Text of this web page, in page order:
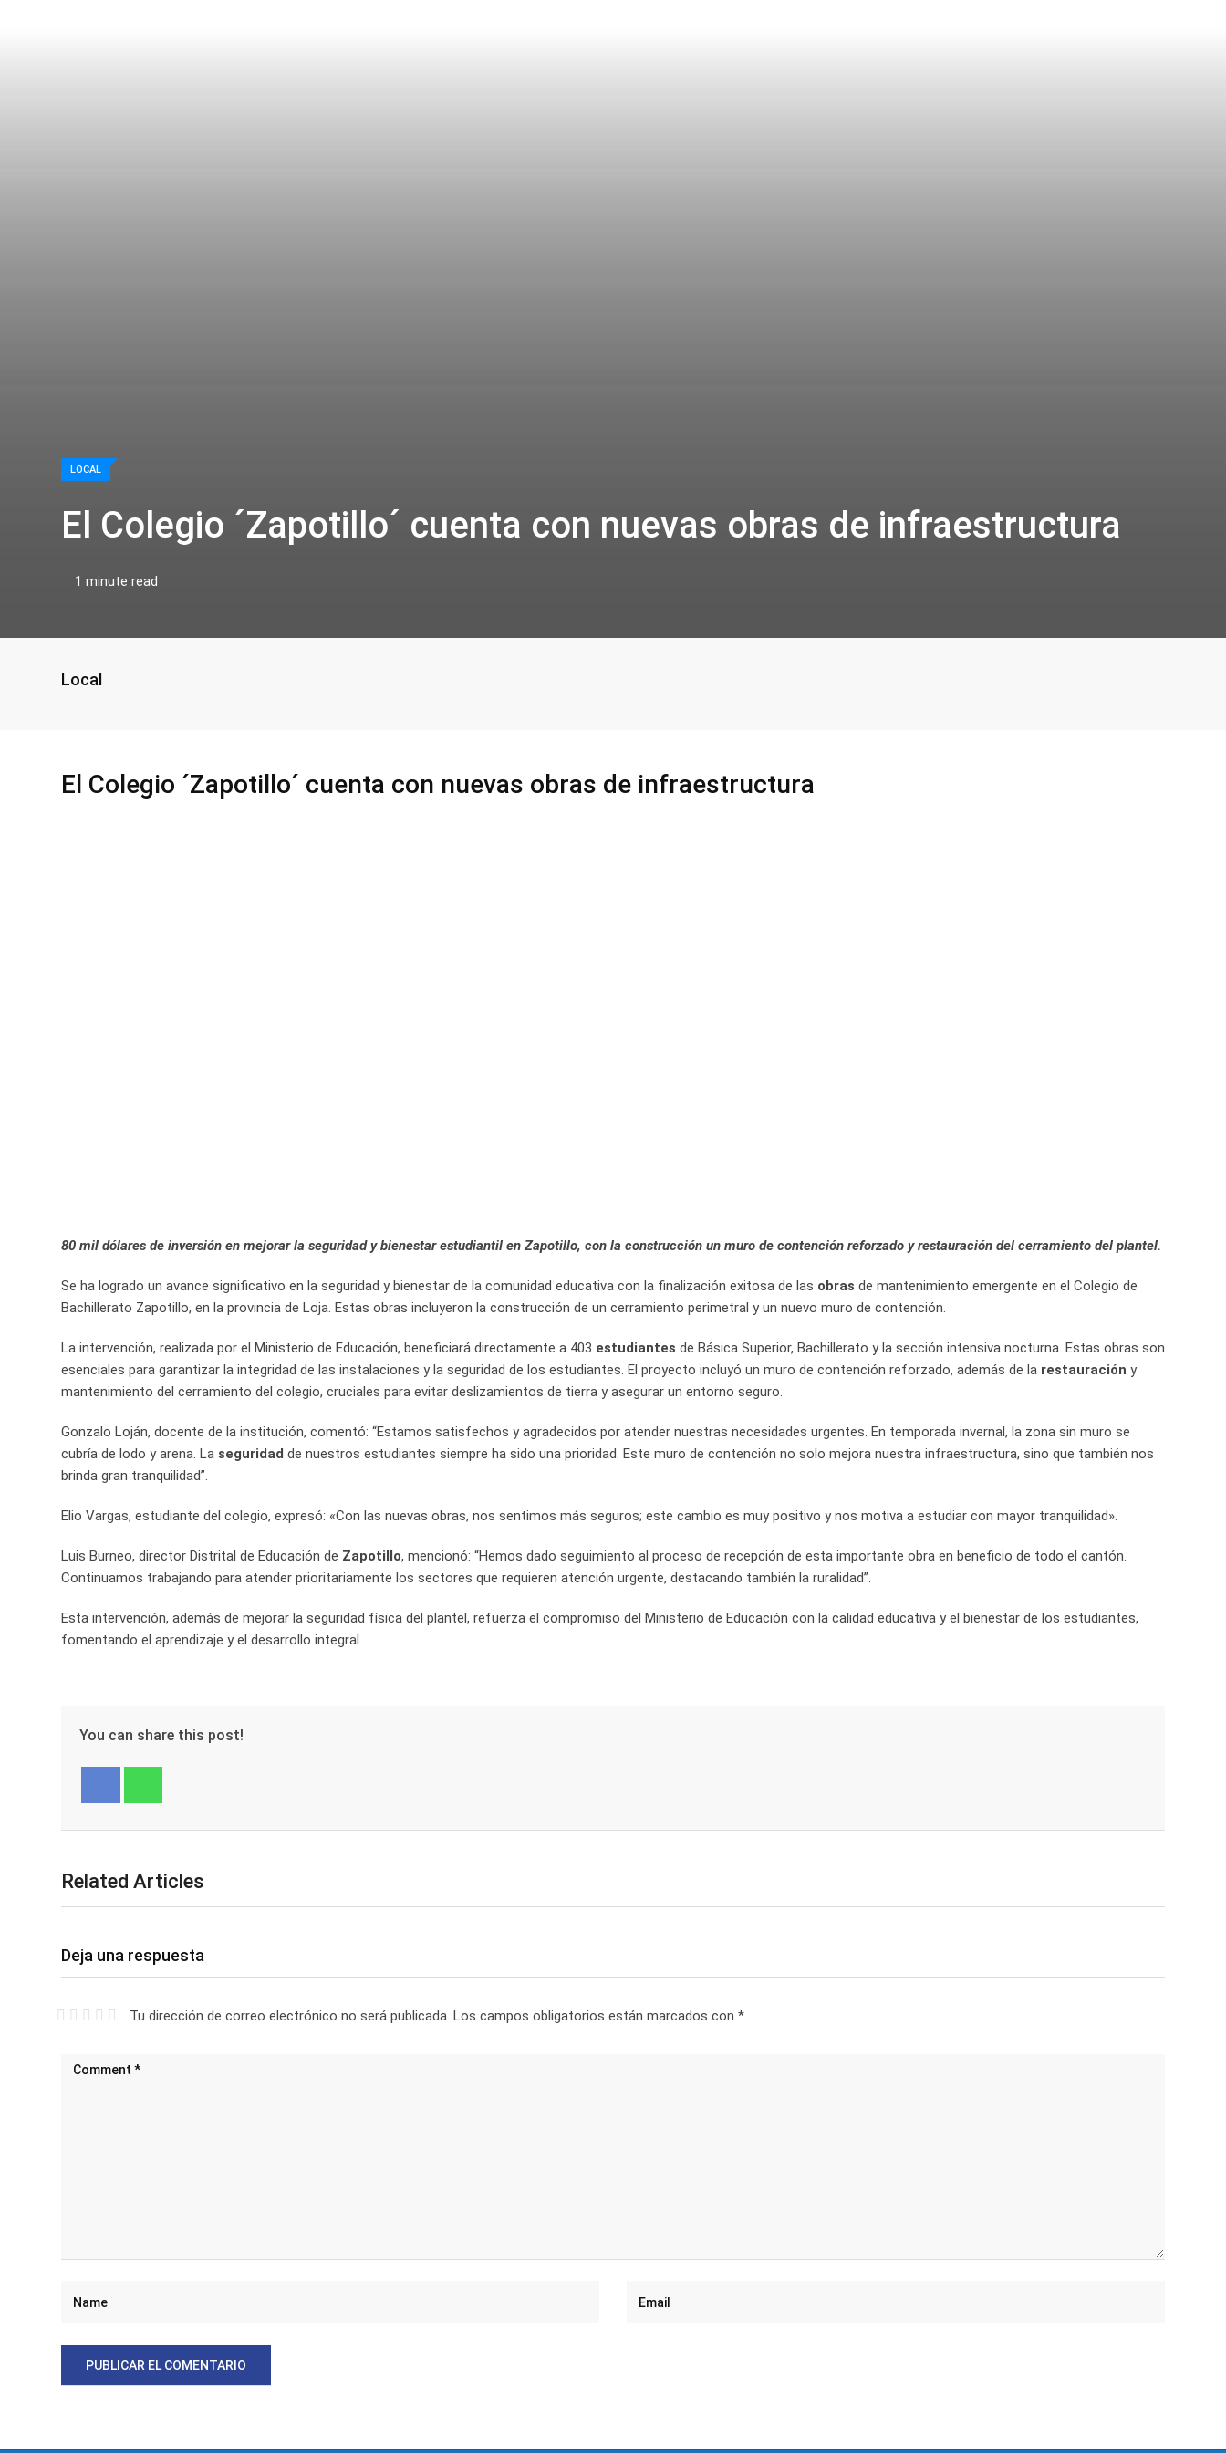
LOCAL
El Colegio ´Zapotillo´ cuenta con nuevas obras de infraestructura
1 minute read
Local
El Colegio ´Zapotillo´ cuenta con nuevas obras de infraestructura
80 mil dólares de inversión en mejorar la seguridad y bienestar estudiantil en Zapotillo, con la construcción un muro de contención reforzado y restauración del cerramiento del plantel.
Se ha logrado un avance significativo en la seguridad y bienestar de la comunidad educativa con la finalización exitosa de las obras de mantenimiento emergente en el Colegio de
Bachillerato Zapotillo, en la provincia de Loja. Estas obras incluyeron la construcción de un cerramiento perimetral y un nuevo muro de contención.
La intervención, realizada por el Ministerio de Educación, beneficiará directamente a 403 estudiantes de Básica Superior, Bachillerato y la sección intensiva nocturna. Estas obras son
esenciales para garantizar la integridad de las instalaciones y la seguridad de los estudiantes. El proyecto incluyó un muro de contención reforzado, además de la restauración y
mantenimiento del cerramiento del colegio, cruciales para evitar deslizamientos de tierra y asegurar un entorno seguro.
Gonzalo Loján, docente de la institución, comentó: “Estamos satisfechos y agradecidos por atender nuestras necesidades urgentes. En temporada invernal, la zona sin muro se
cubría de lodo y arena. La seguridad de nuestros estudiantes siempre ha sido una prioridad. Este muro de contención no solo mejora nuestra infraestructura, sino que también nos
brinda gran tranquilidad”.
Elio Vargas, estudiante del colegio, expresó: «Con las nuevas obras, nos sentimos más seguros; este cambio es muy positivo y nos motiva a estudiar con mayor tranquilidad».
Luis Burneo, director Distrital de Educación de Zapotillo, mencionó: “Hemos dado seguimiento al proceso de recepción de esta importante obra en beneficio de todo el cantón.
Continuamos trabajando para atender prioritariamente los sectores que requieren atención urgente, destacando también la ruralidad”.
Esta intervención, además de mejorar la seguridad física del plantel, refuerza el compromiso del Ministerio de Educación con la calidad educativa y el bienestar de los estudiantes,
fomentando el aprendizaje y el desarrollo integral.
You can share this post!
Related Articles
Deja una respuesta
Tu dirección de correo electrónico no será publicada. Los campos obligatorios están marcados con *